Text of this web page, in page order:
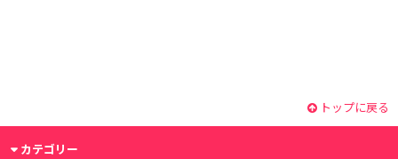
トップに戻る
カテゴリー